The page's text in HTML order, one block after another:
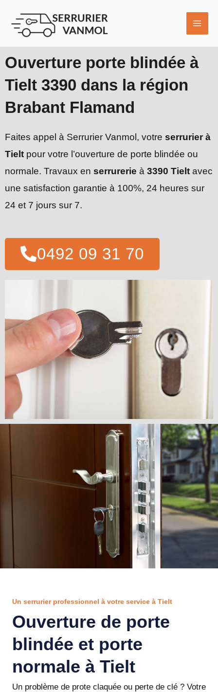
contenu
Ouverture porte blindée à
Tielt 3390 dans la région
Brabant Flamand
Faites appel à Serrurier Vanmol, votre serrurier à
Tielt pour votre l’ouverture de porte blindée ou
normale. Travaux en serrurerie à 3390 Tielt avec
une satisfaction garantie à 100%, 24 heures sur
24 et 7 jours sur 7.
0492 09 31 70
Un serrurier professionnel à votre service à Tielt
Ouverture de porte
blindée et porte
normale à Tielt
Un problème de prote claquée ou perte de clé ? Votre